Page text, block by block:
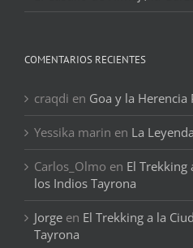
COMENTARIOS RECIENTES
craqdi en Goa y la Herencia
Yessika marin en La
Carlos_Olmo en El Trekking
los Indios Tayrona
Jorge en El Trekking a la
Tayrona